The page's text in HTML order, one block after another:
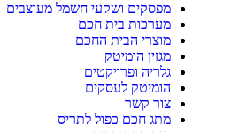
מפסקים ושקעי חשמל מעוצבים
מערכות בית חכם
מוצרי הבית החכם
מגזין הומיטק
גלריה ופרויקטים
הומיטק לעסקים
צור קשר
מתג חכם כפול לתריס